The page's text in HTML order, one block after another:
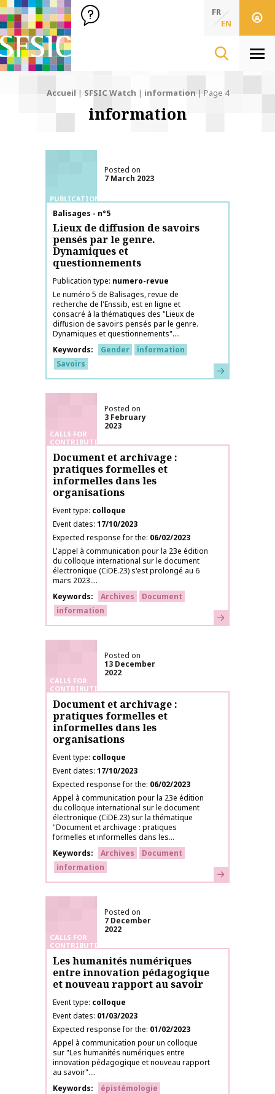
SFSIC Société Française des Sciences de l'Information & de
Société Française des Sciences de
FR
EN
Accueil | SFSIC Watch | information | Page 4
information
PUBLICATIONS
Posted on
7 March 2023
Publication name
Balisages - n°5
Lieux de diffusion de savoirs
pensés par le genre.
Dynamiques et
questionnements
Publication type numero-revue
Le numéro 5 de Balisages, revue de
recherche de l'Enssib, est en ligne et
consacré à la thématiques des "Lieux de
diffusion de savoirs pensés par le genre.
Dynamiques et questionnements"....
Keywords
Gender
information
Savoirs
Learn more
CALLS FOR
CONTRIBUTIONS
Posted on
3 February
2023
Document et archivage :
pratiques formelles et
informelles dans les
organisations
Event type colloque
Event dates 17/10/2023
Expected response for the 06/02/2023
L'appel à communication pour la 23e édition
du colloque international sur le document
électronique (CiDE.23) s'est prolongé au 6
mars 2023....
Keywords
Archives
Document
information
Learn more
CALLS FOR
CONTRIBUTIONS
Posted on
13 December
2022
Document et archivage :
pratiques formelles et
informelles dans les
organisations
Event type colloque
Event dates 17/10/2023
Expected response for the 06/02/2023
Appel à communication pour la 23e édition
du colloque international sur le document
électronique (CiDE.23) sur la thématique
"Document et archivage : pratiques
formelles et informelles dans les...
Keywords
Archives
Document
information
Learn more
CALLS FOR
CONTRIBUTIONS
Posted on
7 December
2022
Les humanités numériques
entre innovation pédagogique
et nouveau rapport au savoir
Event type colloque
Event dates 01/03/2023
Expected response for the 01/02/2023
Appel à communication pour un colloque
sur "Les humanités numériques entre
innovation pédagogique et nouveau rapport
au savoir"....
Keywords
épistémologie